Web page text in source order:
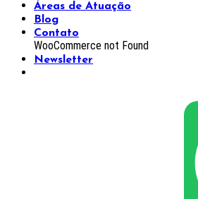
Áreas de Atuação
Blog
Contato
WooCommerce not Found
Newsletter